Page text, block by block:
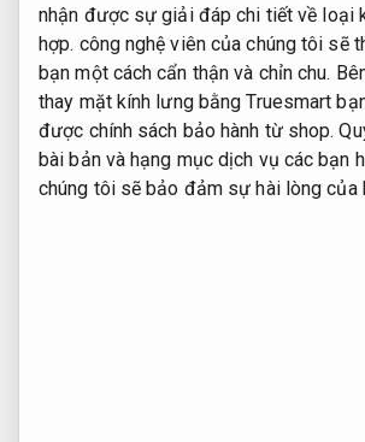
nhận được sự giải đáp chi tiết về loại
hợp. công nghệ viên của chúng tôi sẽ
bạn một cách cẩn thận và chỉn chu.
thay mặt kính lưng bằng Truesmart
được chính sách bảo hành từ shop.
bài bản và hạng mục dịch vụ các bạn
chúng tôi sẽ bảo đảm sự hài lòng của